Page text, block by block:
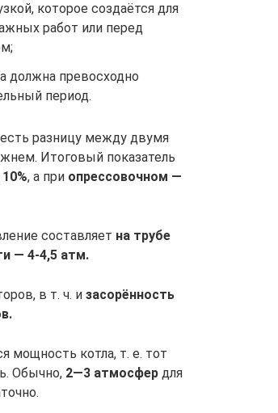
которое создаётся для
работ или перед
должна превосходно
период.
разницу между двумя
Итоговый показатель
, а при опрессовочном —
составляет на трубе
— 4-4,5 атм.
в т. ч. и засорённость
мощность котла, т. е. тот
Обычно, 2—3 атмосфердля